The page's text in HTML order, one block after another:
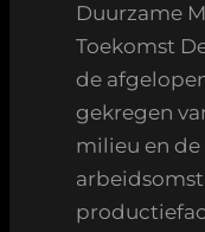
Duurzame
Toekomst
de
gekregen
milieu en de